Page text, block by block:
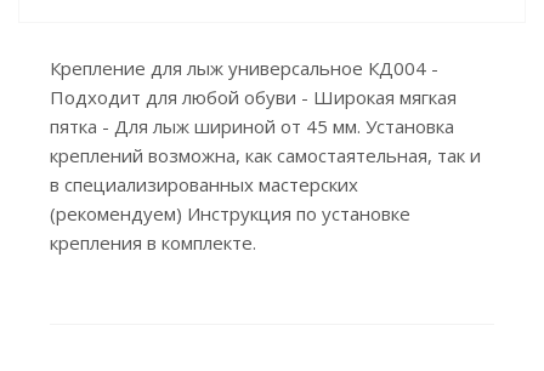
Крепление для лыж универсальное КД004 -
Подходит для любой обуви - Широкая мягкая
пятка - Для лыж шириной от 45 мм. Установка
креплений возможна, как самостаятельная, так и
в специализированных мастерских
(рекомендуем) Инструкция по установке
крепления в комплекте.